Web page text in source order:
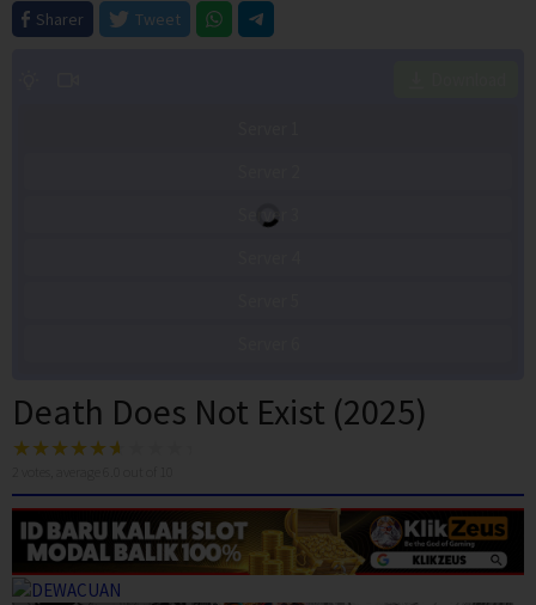
Sharer
Tweet
Server 3
Death Does Not Exist (2025)